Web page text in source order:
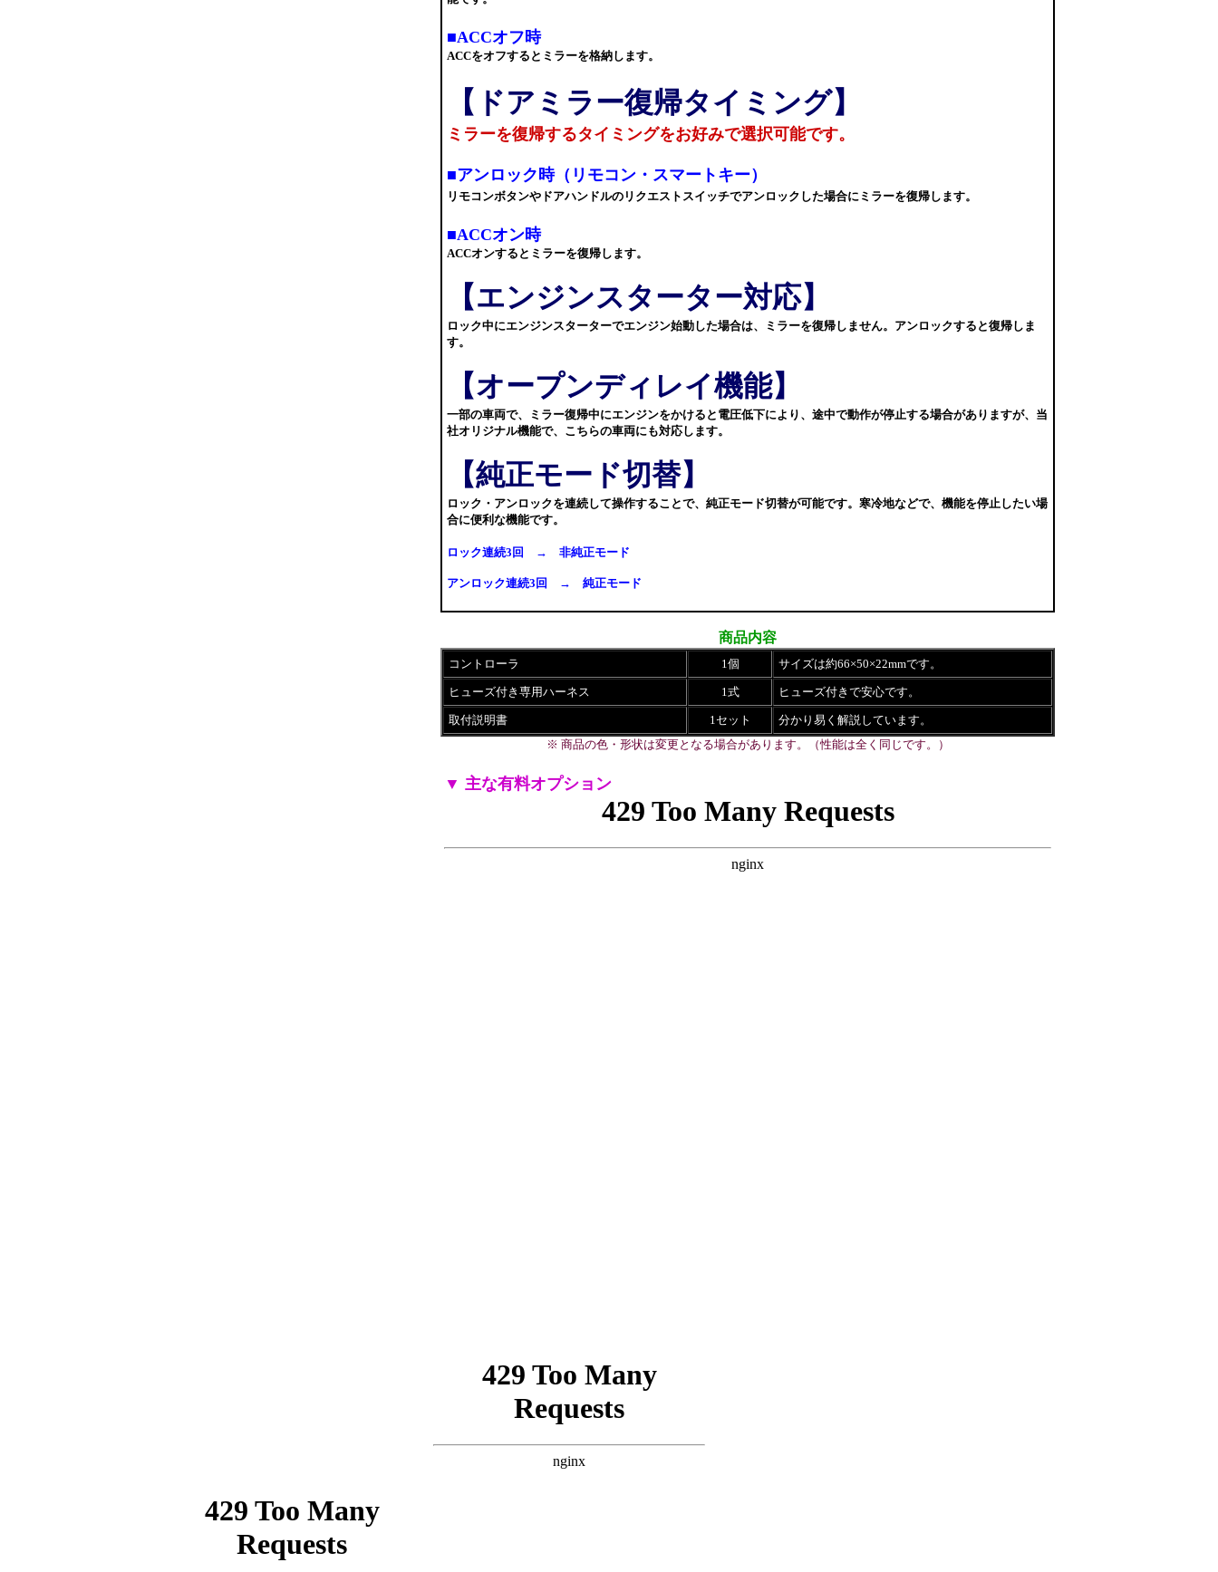
■ACCオフ時
ACCをオフするとミラーを格納します。
【ドアミラー復帰タイミング】
ミラーを復帰するタイミングをお好みで選択可能です。
■アンロック時（リモコン・スマートキー）
リモコンボタンやドアハンドルのリクエストスイッチでアンロックした場合にミラーを復帰します。
■ACCオン時
ACCオンするとミラーを復帰します。
【エンジンスターター対応】
ロック中にエンジンスターターでエンジン始動した場合は、ミラーを復帰しません。アンロックすると復帰しま
す。
【オープンディレイ機能】
一部の車両で、ミラー復帰中にエンジンをかけると電圧低下により、途中で動作が停止する場合がありますが、当
社オリジナル機能で、こちらの車両にも対応します。
【純正モード切替】
ロック・アンロックを連続して操作することで、純正モード切替が可能です。寒冷地などで、機能を停止したい場
合に便利な機能です。
ロック連続3回 → 非純正モード
アンロック連続3回 → 純正モード
商品内容
コントローラ 1個 サイズは約66×50×22mmです。
ヒューズ付き専用ハーネス 1式 ヒューズ付きで安心です。
取付説明書 1セット
分かり易く解説しています。
※ 商品の色・形状は変更となる場合があります。（性能は全く同じです。）
▼ 主な有料オプション